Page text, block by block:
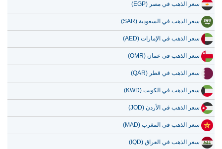
سعر الذهب في مصر (EGP)
سعر الذهب في السعودية (SAR)
سعر الذهب في الإمارات (AED)
سعر الذهب في عمان (OMR)
سعر الذهب في قطر (QAR)
سعر الذهب في الكويت (KWD)
سعر الذهب في الأردن (JOD)
سعر الذهب في المغرب (MAD)
سعر الذهب في العراق (IQD)